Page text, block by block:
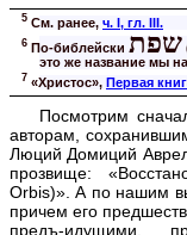
5 См. ранее, ч. I, гл. III.
6 По-библейски שפת
это же название мы
7 «Христос», Первая
Посмотрим
авторам,
Люций Домиций
прозвище:
Orbis)». А по нашим
причем его
предъ-идущими,